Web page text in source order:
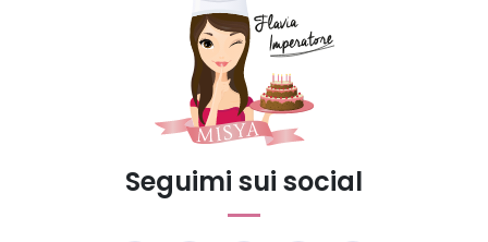
Seguimi sui social